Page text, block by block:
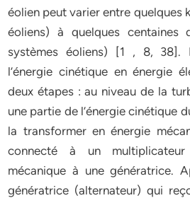
éolien peut varier entre quelques
éoliens) à quelques centaines
systèmes éoliens) [1 , 8, 38].
l’énergie cinétique en énergie
deux étapes : au niveau de la
une partie de l’énergie cinétique
la transformer en énergie
connecté à un multiplicateur
mécanique à une génératrice.
génératrice (alternateur) qui